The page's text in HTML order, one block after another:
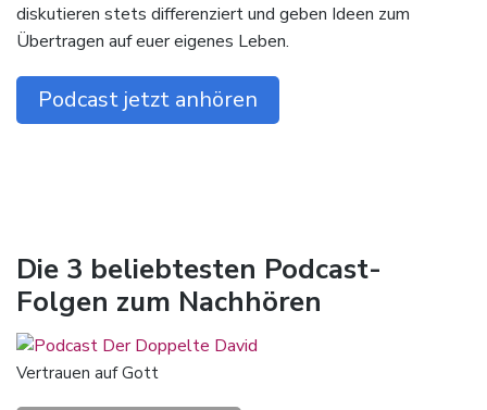
diskutieren stets differenziert und geben Ideen zum
Übertragen auf euer eigenes Leben.
Podcast jetzt anhören
Die 3 beliebtesten Podcast-
Folgen zum Nachhören
Vertrauen auf Gott